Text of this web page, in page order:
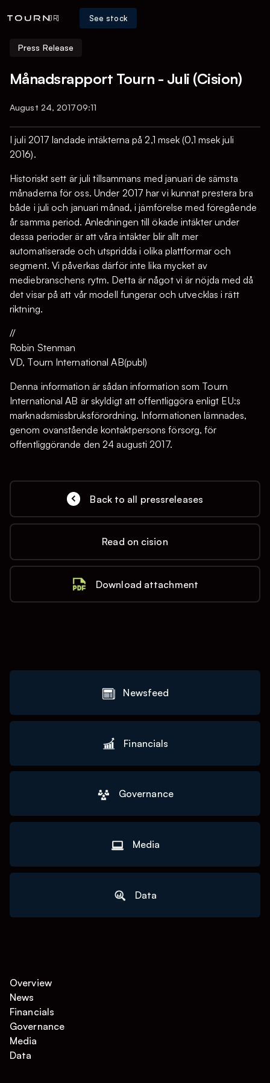
[IR] See stock
Press Release
Månadsrapport Tourn - Juli (Cision)
August 24, 201709:11
I juli 2017 landade intäkterna på 2,1 msek (0,1 msek juli
2016).
Historiskt sett är juli tillsammans med januari de sämsta
månaderna för oss. Under 2017 har vi kunnat prestera bra
både i juli och januari månad, i jämförelse med föregående
år samma period. Anledningen till ökade intäkter under
dessa perioder är att våra intäkter blir allt mer
automatiserade och utspridda i olika plattformar och
segment. Vi påverkas därför inte lika mycket av
mediebranschens rytm. Detta är något vi är nöjda med då
det visar på att vår modell fungerar och utvecklas i rätt
riktning.
//
Robin Stenman
VD, Tourn International AB(publ)
Denna information är sådan information som Tourn
International AB är skyldigt att offentliggöra enligt EU:s
marknadsmissbruksförordning. Informationen lämnades,
genom ovanstående kontaktpersons försorg, för
offentliggörande den 24 augusti 2017.
Back to all pressreleases
Read on cision
Download attachment
Newsfeed
Financials
Governance
Media
Data
Overview
News
Financials
Governance
Media
Data